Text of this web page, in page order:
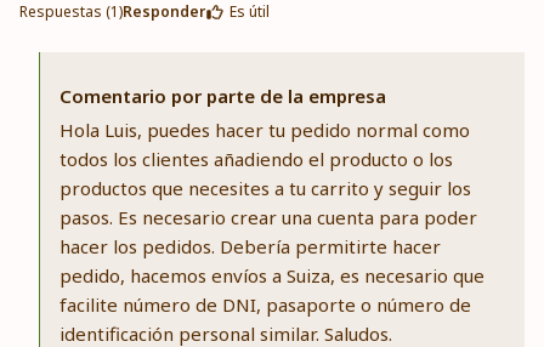
Respuestas (1)Responder Es útil
Comentario por parte de la empresa
Hola Luis, puedes hacer tu pedido normal como
todos los clientes añadiendo el producto o los
productos que necesites a tu carrito y seguir los
pasos. Es necesario crear una cuenta para poder
hacer los pedidos. Debería permitirte hacer
pedido, hacemos envíos a Suiza, es necesario que
facilite número de DNI, pasaporte o número de
identificación personal similar. Saludos.